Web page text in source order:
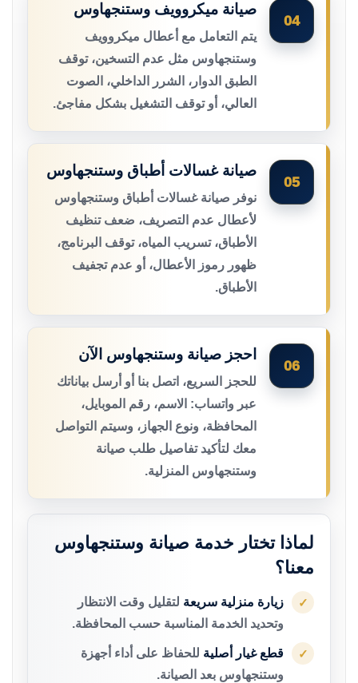
04
صيانة ميكروويف وستنجهاوس
يتم التعامل مع أعطال ميكروويف
وستنجهاوس مثل عدم التسخين، توقف
الطبق الدوار، الشرر الداخلي، الصوت
العالي، أو توقف التشغيل بشكل مفاجئ.
05
صيانة غسالات أطباق وستنجهاوس
نوفر صيانة غسالات أطباق وستنجهاوس
لأعطال عدم التصريف، ضعف تنظيف
الأطباق، تسريب المياه، توقف البرنامج،
ظهور رموز الأعطال، أو عدم تجفيف
الأطباق.
06
احجز صيانة وستنجهاوس الآن
للحجز السريع، اتصل بنا أو أرسل بياناتك
عبر واتساب: الاسم، رقم الموبايل،
المحافظة، ونوع الجهاز، وسيتم التواصل
معك لتأكيد تفاصيل طلب صيانة
وستنجهاوس المنزلية.
لماذا تختار خدمة صيانة وستنجهاوس
معنا؟
✓ زيارة منزلية سريعة لتقليل وقت الانتظار
وتحديد الخدمة المناسبة حسب المحافظة.
✓ قطع غيار أصلية للحفاظ على أداء أجهزة
وستنجهاوس بعد الصيانة.